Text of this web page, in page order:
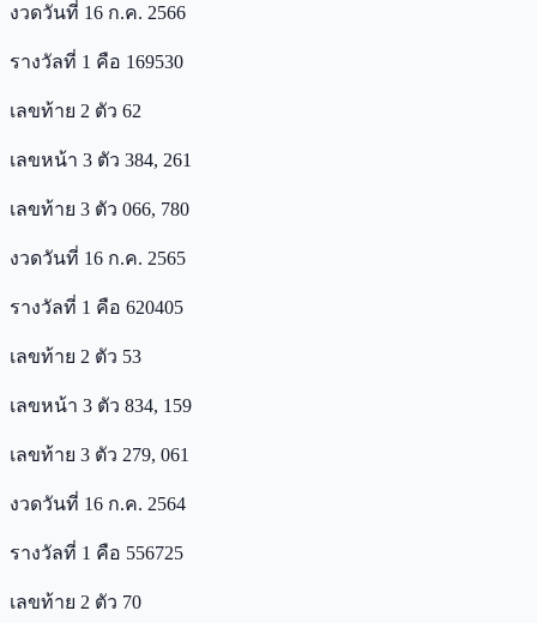
งวดวันที่ 16 ก.ค. 2566
รางวัลที่ 1 คือ 169530
เลขท้าย 2 ตัว 62
เลขหน้า 3 ตัว 384, 261
เลขท้าย 3 ตัว 066, 780
งวดวันที่ 16 ก.ค. 2565
รางวัลที่ 1 คือ 620405
เลขท้าย 2 ตัว 53
เลขหน้า 3 ตัว 834, 159
เลขท้าย 3 ตัว 279, 061
งวดวันที่ 16 ก.ค. 2564
รางวัลที่ 1 คือ 556725
เลขท้าย 2 ตัว 70